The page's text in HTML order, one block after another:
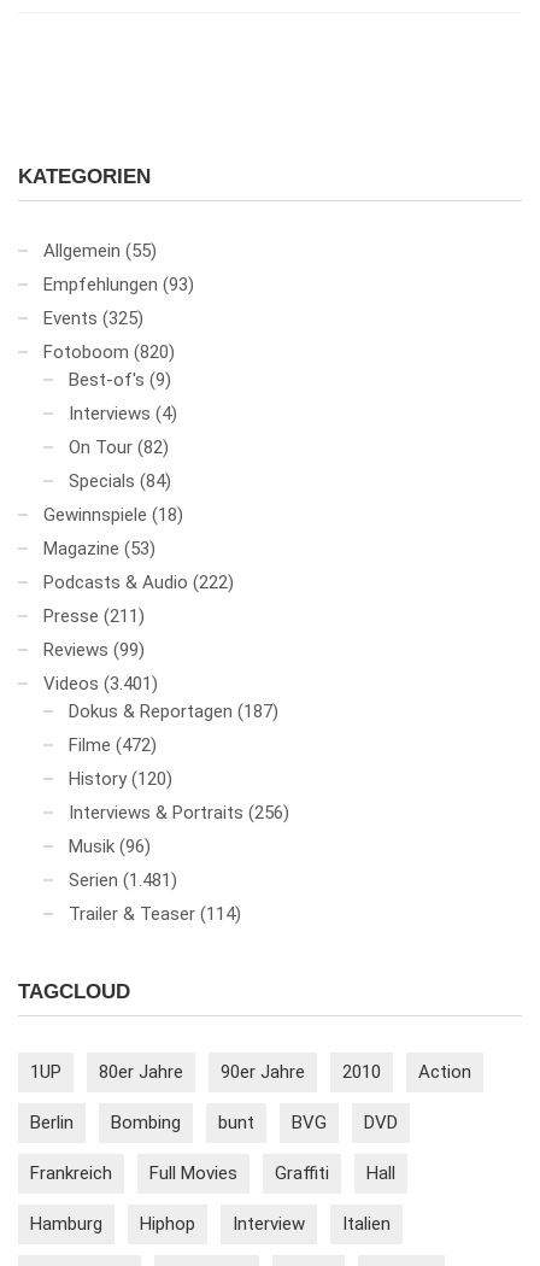
KATEGORIEN
Allgemein (55)
Empfehlungen (93)
Events (325)
Fotoboom (820)
Best-of's (9)
Interviews (4)
On Tour (82)
Specials (84)
Gewinnspiele (18)
Magazine (53)
Podcasts & Audio (222)
Presse (211)
Reviews (99)
Videos (3.401)
Dokus & Reportagen (187)
Filme (472)
History (120)
Interviews & Portraits (256)
Musik (96)
Serien (1.481)
Trailer & Teaser (114)
TAGCLOUD
1UP 80er Jahre 90er Jahre 2010 Action
Berlin Bombing bunt BVG DVD
Frankreich Full Movies Graffiti Hall
Hamburg Hiphop Interview Italien